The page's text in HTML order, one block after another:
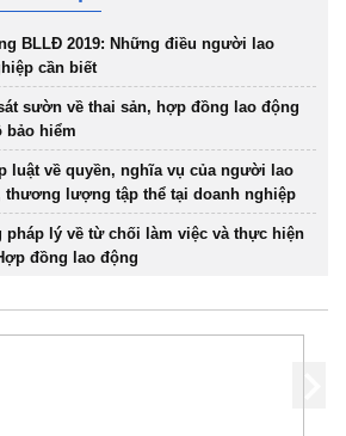
BLLĐ 2019: Những điều người lao
cần biết
sườn về thai sản, hợp đồng lao động
bảo hiểm
luật về quyền, nghĩa vụ của người lao
thương lượng tập thể tại doanh nghiệp
pháp lý về từ chối làm việc và thực hiện
đồng lao động